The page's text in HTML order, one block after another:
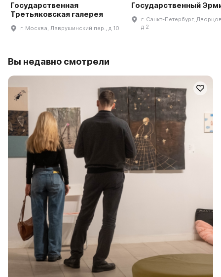
Государственная
Третьяковская галерея
г. Москва, Лаврушинский пер., д 10
Государственный
г. Санкт-Петербург,
д 2
Вы недавно смотрели